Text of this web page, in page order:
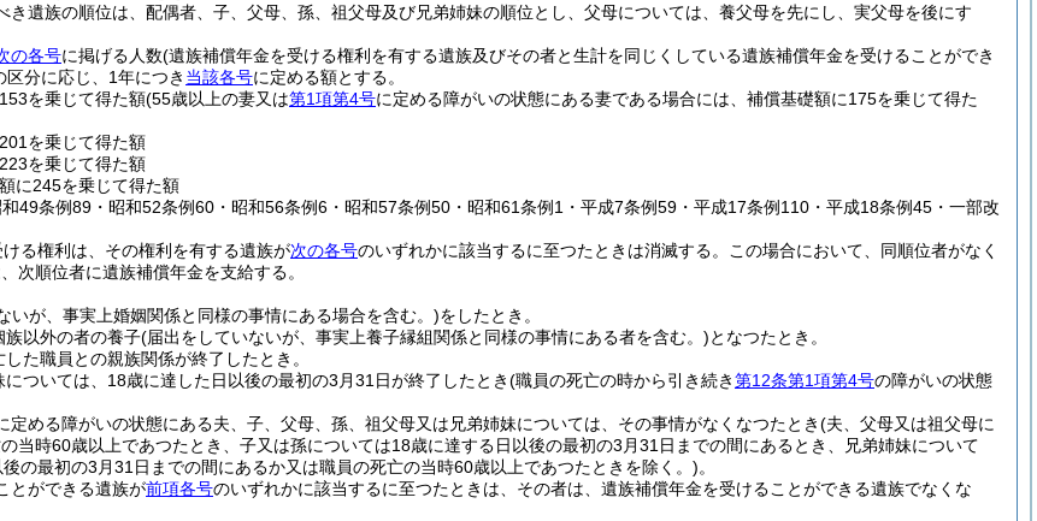
き遺族の順位は、配偶者、子、父母、孫、祖父母及び兄弟姉妹の順位とし、父母については、養父母を先にし、実父母を後にす
の各号に掲げる人数(遺族補償年金を受ける権利を有する遺族及びその者と生計を同じくしている遺族補償年金を受けることができ
区分に応じ、1年につき 当該各号に定める額とする。
を乗じて得た額(55歳以上の妻又は第1項第4号に定める障がいの状態にある妻である場合には、補償基礎額に175を乗じて得た
を乗じて得た額
を乗じて得た額
に245を乗じて得た額
49条例89・昭和52条例60・昭和56条例6・昭和57条例50・昭和61条例1・平成7条例59・平成17条例110・平成18条例45・一部改
る権利は、その権利を有する遺族が次の各号のいずれかに該当するに至つたときは消滅する。
この場合において、同順位者がなく
次順位者に遺族補償年金を支給する。
いが、事実上婚姻関係と同様の事情にある場合を含む。)をしたとき。
族以外の者の養子(届出をしていないが、事実上養子縁組関係と同様の事情にある者を含む。)となつたとき。
た職員との親族関係が終了したとき。
ついては、18歳に達した日以後の最初の3月31日が終了したとき(職員の死亡の時から引き続き第12条第1項第4号の障がいの状態
定める障がいの状態にある夫、子、父母、孫、祖父母又は兄弟姉妹については、その事情がなくなつたとき(夫、父母又は祖父母に
当時60歳以上であつたとき、子又は孫については18歳に達する日以後の最初の3月31日までの間にあるとき、兄弟姉妹について
の最初の3月31日までの間にあるか又は職員の死亡の当時60歳以上であつたときを除く。)。
とができる遺族が前項各号のいずれかに該当するに至つたときは、その者は、遺族補償年金を受けることができる遺族でなくな